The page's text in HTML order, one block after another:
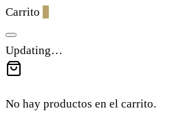
Carrito
Updating…
No hay productos en el carrito.